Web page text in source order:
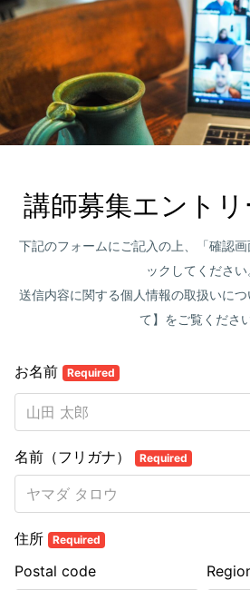
講師募集エント
下記のフォームにご記入の上、「確認
ックしてください
送信内容に関する個人情報の取扱いに
て】をご覧ください
お名前 Required
名前（フリガナ） Required
住所 Required
Postal code